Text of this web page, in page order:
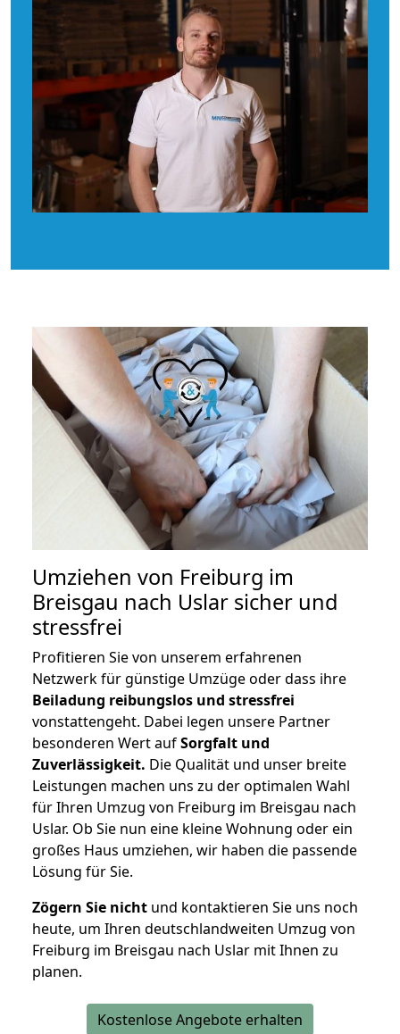
Umziehen von Freiburg im
Breisgau nach Uslar sicher und
stressfrei
Profitieren Sie von unserem erfahrenen
Netzwerk für günstige Umzüge oder dass ihre
Beiladung reibungslos und stressfrei
vonstattengeht. Dabei legen unsere Partner
besonderen Wert aufSorgfalt und
Zuverlässigkeit. Die Qualität und unser breite
Leistungen machen uns zu der optimalen Wahl
für Ihren Umzug von Freiburg im Breisgau nach
Uslar. Ob Sie nun eine kleine Wohnung oder ein
großes Haus umziehen, wir haben die passende
Lösung für Sie.
Zögern Sie nicht und kontaktieren Sie uns noch
heute, um Ihren deutschlandweiten Umzug von
Freiburg im Breisgau nach Uslar mit Ihnen zu
planen.
Kostenlose Angebote erhalten